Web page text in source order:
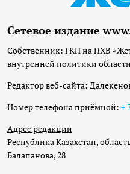
Сетевое издание
Собственник: ГКП на ПХВ
внутренней политики
Редактор веб-сайта:
Номер телефона приёмной: +
Адрес редакции
Республика Казахстан,
Балапанова, 28